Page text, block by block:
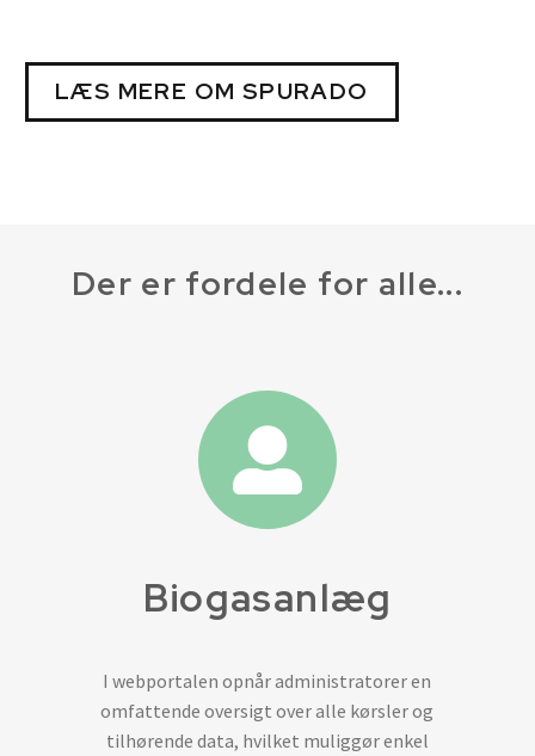
LÆS MERE OM SPURADO
Der er fordele for alle...
Biogasanlæg
I webportalen opnår administratorer en
omfattende oversigt over alle kørsler og
tilhørende data, hvilket muliggør enkel